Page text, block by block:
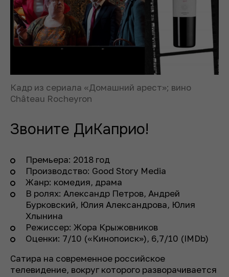
Кадр из сериала «Домашний арест»; вино
Château Rocheyron
Звоните ДиКаприо!
Премьера: 2018 год
Производство: Good Story Media
Жанр: комедия, драма
В ролях: Александр Петров, Андрей
Бурковский, Юлия Александрова, Юлия
Хлынина
Режиссер: Жора Крыжовников
Оценки: 7/10 («Кинопоиск»), 6,7/10 (IMDb)
Сатира на современное российское
телевидение, вокруг которого разворачивается